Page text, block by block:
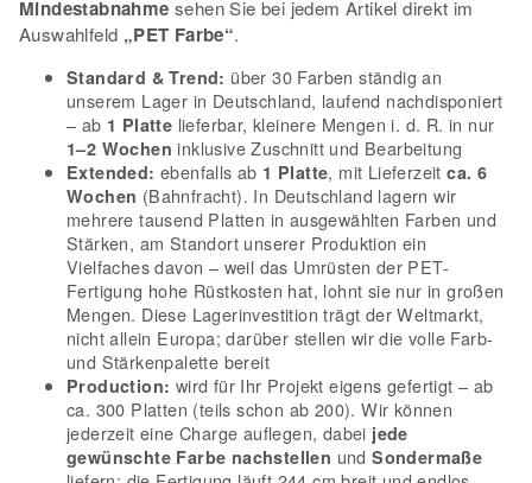
Mindestabnahme sehen Sie bei jedem Artikel direkt im
Auswahlfeld „PET Farbe“.
Standard & Trend: über 30 Farben ständig an
unserem Lager in Deutschland, laufend nachdisponiert
– ab 1 Platte lieferbar, kleinere Mengen i. d. R. in nur
1–2 Wochen inklusive Zuschnitt und Bearbeitung
Extended: ebenfalls ab 1 Platte, mit Lieferzeitca. 6
Wochen (Bahnfracht). In Deutschland lagern wir
mehrere tausend Platten in ausgewählten Farben und
Stärken, am Standort unserer Produktion ein
Vielfaches davon – weil das Umrüsten der PET-
Fertigung hohe Rüstkosten hat, lohnt sie nur in großen
Mengen. Diese Lagerinvestition trägt der Weltmarkt,
nicht allein Europa; darüber stellen wir die volle Farb-
und Stärkenpalette bereit
Production: wird für Ihr Projekt eigens gefertigt – ab
ca. 300 Platten (teils schon ab 200). Wir können
jederzeit eine Charge auflegen, dabei jede
gewünschte Farbe nachstellen undSondermaße